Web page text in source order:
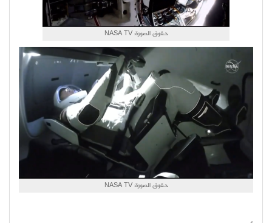
حقوق الصورة: NASA TV
حقوق الصورة: NASA TV